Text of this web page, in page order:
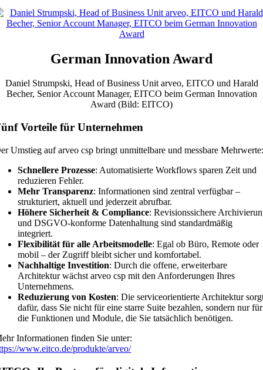
German Innovation Award
Daniel Strumpski, Head of Business Unit arveo, EITCO und Harald
Becher, Senior Account Manager, EITCO beim German Innovation
Award (Bild: EITCO)
Vorteile für Unternehmen
Umstieg auf arveo csp bringt unmittelbare und messbare
Schnellere Prozesse: Automatisierte Workflows sparen Zeit und
reduzieren Fehler.
Mehr Transparenz: Informationen sind zentral verfügbar –
strukturiert, aktuell und jederzeit abrufbar.
Höhere Sicherheit & Compliance: Revisionssichere
und DSGVO-konforme Datenhaltung sind standardmäßig
integriert.
Flexibilität für alle Arbeitsmodelle: Egal ob Büro, Remote oder
mobil – der Zugriff bleibt sicher und komfortabel.
Nachhaltige Investition: Durch die offene, erweiterbare
Architektur wächst arveo csp mit den Anforderungen Ihres
Unternehmens.
Reduzierung von Kosten: Die serviceorientierte Architektur
dafür, dass Sie nicht für eine starre Suite bezahlen, sondern nur für
die Funktionen und Module, die Sie tatsächlich benötigen.
Informationen finden Sie unter:
www.eitco.de/produkte/arveo/